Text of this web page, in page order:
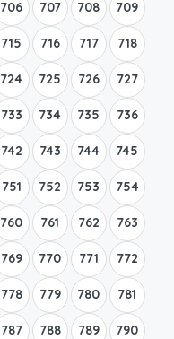
706 707 708 709
715 716 717 718
724 725 726 727
733 734 735 736
742 743 744 745
751 752 753 754
760 761 762 763
769 770 771 772
778 779 780 781
787 788 789 790